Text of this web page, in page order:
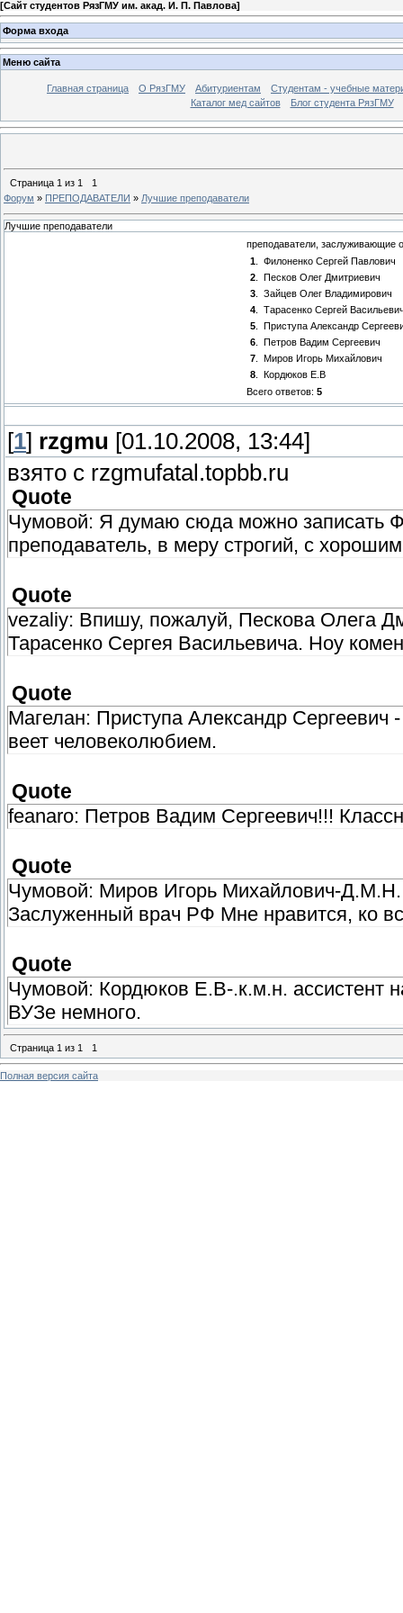
[Сайт студентов РязГМУ им. акад. И. П. Павлова]
Форма входа
Меню сайта
Главная страница О РязГМУ Абитуриентам
Студентам - учебные
Каталог мед сайтов
Блог студента РязГМУ
Страница 1 из 1
1
Форум » ПРЕПОДАВАТЕЛИ » Лучшие преподаватели
Лучшие преподаватели
преподаватели, заслуживающие
1.
Филоненко Сергей Павлович
2.
Песков Олег Дмитриевич
3.
Зайцев Олег Владимирович
4.
Тарасенко Сергей
5.
Приступа Александр
6.
Петров Вадим Сергеевич
7.
Миров Игорь Михайлович
8.
Кордюков Е.В
Всего ответов: 5
[1] rzgmu [01.10.2008, 13:44]
взято с rzgmufatal.topbb.ru
Quote
Чумовой: Я думаю сюда можно записать
преподаватель, в меру строгий, с
Quote
vezaliy: Впишу, пожалуй, Пескова Олега
Тарасенко Сергея Васильевича. Ноу
Quote
Магелан: Приступа Александр Сергеевич
веет человеколюбием.
Quote
feanaro: Петров Вадим Сергеевич!!!
Quote
Чумовой: Миров Игорь Михайлович-Д.М.Н.
Заслуженный врач РФ Мне нравится, ко
Quote
Чумовой: Кордюков Е.В-.к.м.н. ассистент
ВУЗе немного.
Страница 1 из 1 1
Полная версия сайта